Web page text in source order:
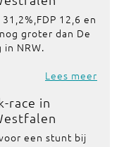
31,2%,FDP 12,6 en
groter dan De
NRW.
Lees meer
race in
een stunt bij